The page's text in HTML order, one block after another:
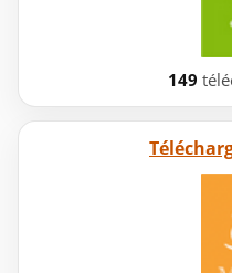
149